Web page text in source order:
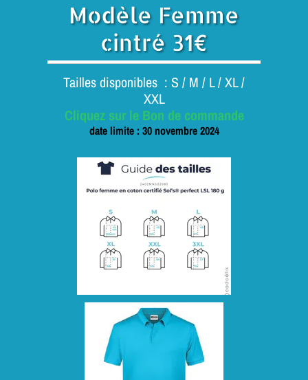
Modèle Femme
cintré 31€
Tailles disponibles : S / M / L / XL /
XXL
Cliquez sur le Bon de commande
date limite : 30 novembre 2024